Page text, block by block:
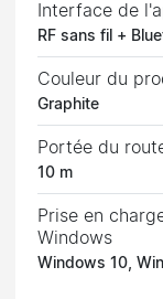
Interface de
RF sans fil +
Couleur du
Graphite
Portée du
10 m
Prise en
Windows
Windows 10,